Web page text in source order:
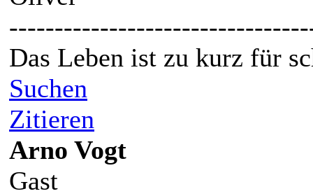
Das Leben ist zu kurz für
Suchen
Zitieren
Arno Vogt
Gast